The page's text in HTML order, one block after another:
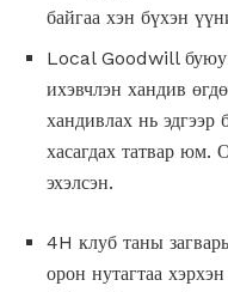
байгаа хэн бүхэн
Local Goodwill
ихэвчлэн хандив
хандивлах нь эдгээр
хасагдах татвар
эхэлсэн.
4H клуб таны
орон нутагтаа